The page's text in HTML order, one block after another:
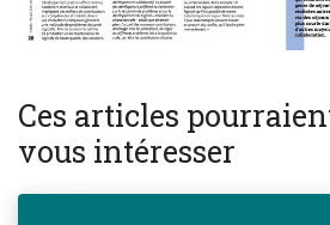
Ces articles
vous intéresser